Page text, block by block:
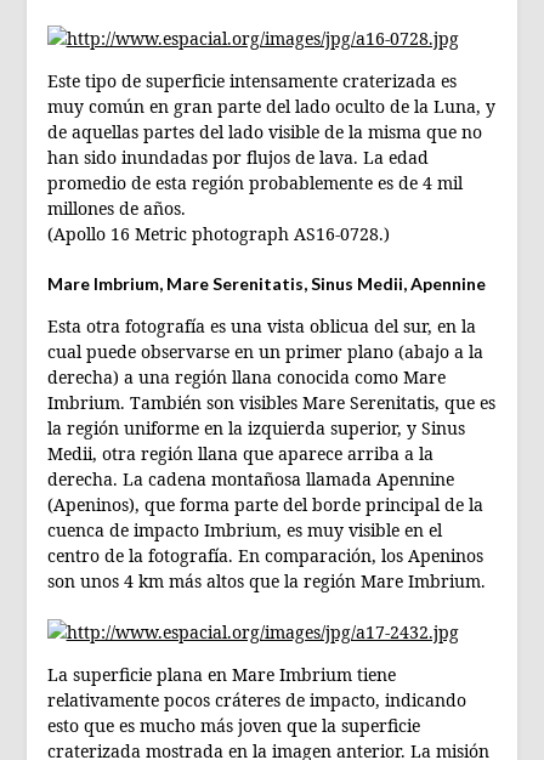
Este tipo de superficie intensamente craterizada es
muy común en gran parte del lado oculto de la Luna, y
de aquellas partes del lado visible de la misma que no
han sido inundadas por flujos de lava. La edad
promedio de esta región probablemente es de 4 mil
millones de años.
(Apollo 16 Metric photograph AS16-0728.)
Mare Imbrium, Mare Serenitatis, Sinus Medii, Apennine
Esta otra fotografía es una vista oblicua del sur, en la
cual puede observarse en un primer plano (abajo a la
derecha) a una región llana conocida como Mare
Imbrium. También son visibles Mare Serenitatis, que es
la región uniforme en la izquierda superior, y Sinus
Medii, otra región llana que aparece arriba a la
derecha. La cadena montañosa llamada Apennine
(Apeninos), que forma parte del borde principal de la
cuenca de impacto Imbrium, es muy visible en el
centro de la fotografía. En comparación, los Apeninos
son unos 4 km más altos que la región Mare Imbrium.
La superficie plana en Mare Imbrium tiene
relativamente pocos cráteres de impacto, indicando
esto que es mucho más joven que la superficie
craterizada mostrada en la imagen anterior. La misión